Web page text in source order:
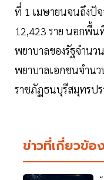
ที่ 1 เมษายนจนถึงปั
12,423 ราย นอกพื้น
พยาบาลของรัฐจำนว
พยาบาลเอกชนจำน
ราชภัฏธนบุรีสมุทรปร
ข่าวที่เกี่ยวข้อ